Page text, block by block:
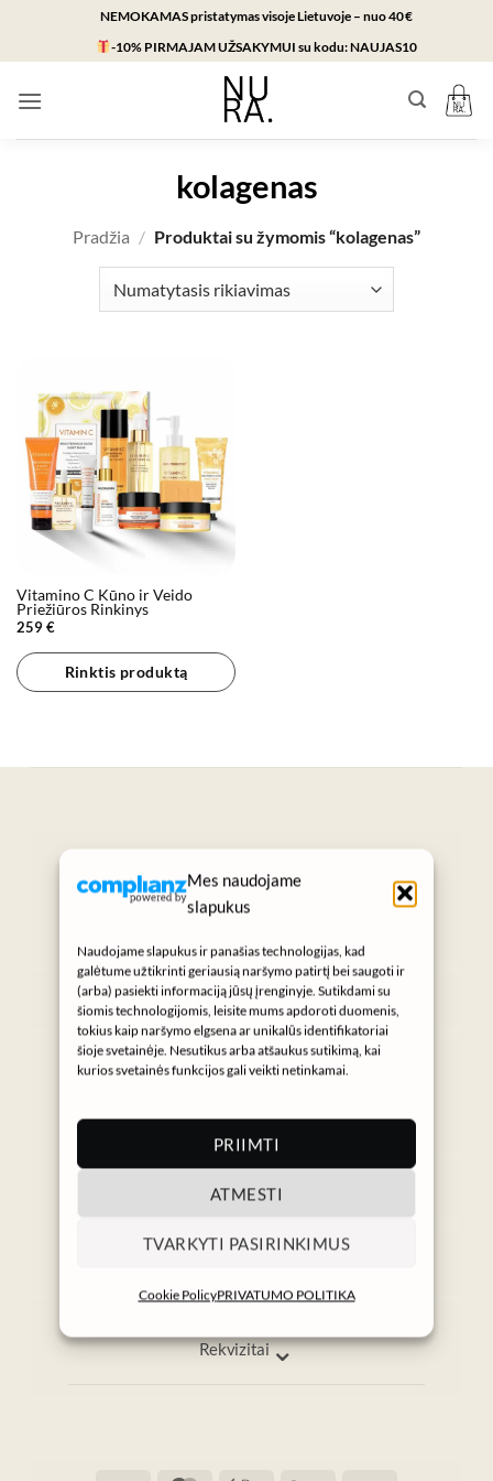
Mes naudojame
slapukus
Naudojame slapukus ir panašias technologijas, kad
galėtume užtikrinti geriausią naršymo patirtį bei saugoti ir
(arba) pasiekti informaciją jūsų įrenginyje. Sutikdami su
šiomis technologijomis, leisite mums apdoroti duomenis,
tokius kaip naršymo elgsena ar unikalūs identifikatoriai
šioje svetainėje. Nesutikus arba atšaukus sutikimą, kai
kurios svetainės funkcijos gali veikti netinkamai.
PRIIMTI
ATMESTI
TVARKYTI PASIRINKIMUS
Cookie PolicyPRIVATUMO POLITIKA
content
NEMOKAMAS pristatymas visoje Lietuvoje – nuo 40 €
-10% PIRMAJAM UŽSAKYMUI su kodu:NAUJAS10
kolagenas
Pradžia / Produktai su žymomis “kolagenas”
Vitamino C Kūno ir Veido
Priežiūros Rinkinys
259€
Rinktis produktą
SUKURTA KASDIENIAMS GROŽIO
RITUALAMS
Instagram
Gaukite NURA naujienas
Informacija⌄
Rekvizitai⌄